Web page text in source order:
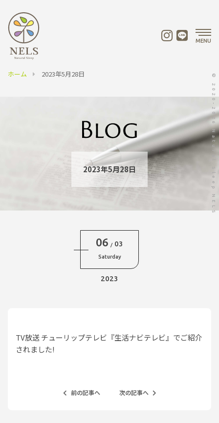
MENU
ホーム 2023年5月28日
2023年5月28日
06 / 03
Saturday
2023
TV放送 チューリップテレビ『生活ナビテレビ』でご紹介
されました!
前の記事へ 次の記事へ
© 2020-2026 Natural Sleep NELS